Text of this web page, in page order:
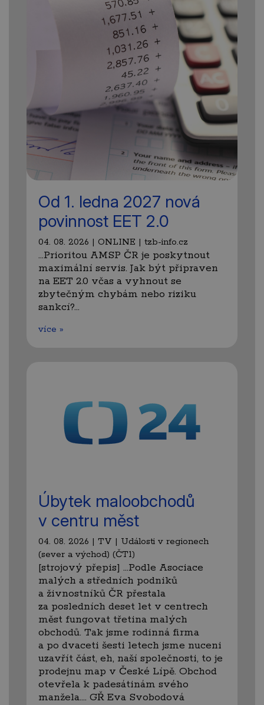
Od 1. ledna 2027 nová
povinnost EET 2.0
04. 08. 2026 | ONLINE | tzb-info.cz
…Prioritou AMSP ČR je poskytnout
maximální servis. Jak být připraven
na EET 2.0 včas a vyhnout se
zbytečným chybám nebo riziku
sankcí?…
více »
Úbytek maloobchodů
v centru měst
04. 08. 2026 | TV | Události v regionech
(sever a východ) (ČT1)
[strojový přepis] …Podle Asociace
malých a středních podniků
a živnostníků ČR přestala
za posledních deset let v centrech
měst fungovat třetina malých
obchodů. Tak jsme rodinná firma
a po dvaceti šesti letech jsme nuceni
uzavřít část, eh, naší společnosti, to je
prodejnu map v České Lípě. Obchod
otevřela k padesátinám svého
manžela.… GŘ Eva Svobodová